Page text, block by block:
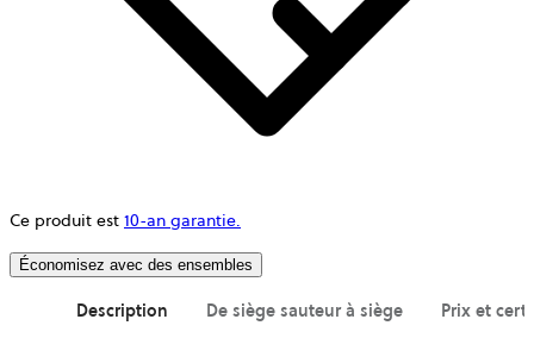
Ce produit est 10-an garantie.
Économisez avec des ensembles
Description De siège sauteur à siège Prix et